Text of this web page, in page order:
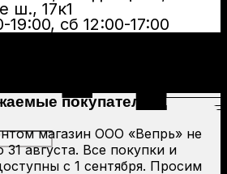
ш., 17к1
19:00, сб 12:00-17:00
покупатели!
магазин ООО «Вепрь» не
31 августа. Все покупки и
с 1 сентября. Просим